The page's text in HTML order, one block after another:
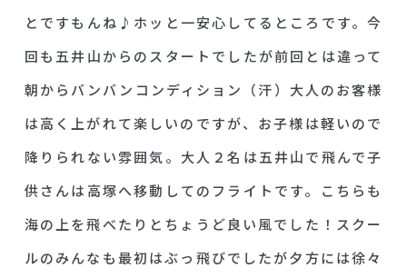
とですもんね♪ホッと一安心してるところです。今
回も五井山からのスタートでしたが前回とは違って
朝からバンバンコンディション（汗）大人のお客様
は高く上がれて楽しいのですが、お子様は軽いので
降りられない雰囲気。大人２名は五井山で飛んで子
供さんは高塚へ移動してのフライトです。こちらも
海の上を飛べたりとちょうど良い風でした！スクー
ルのみんなも最初はぶっ飛びでしたが夕方には徐々